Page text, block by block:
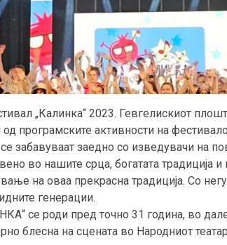
„Калинка“ 2023. Гевгелискиот
програмските активности на
забавуваат заедно со изведувачи на
во нашите срца, богатата традиција
на оваа прекрасна традиција. Со
генерации.
се роди пред точно 31 година, во
блесна на сцената во Народниот